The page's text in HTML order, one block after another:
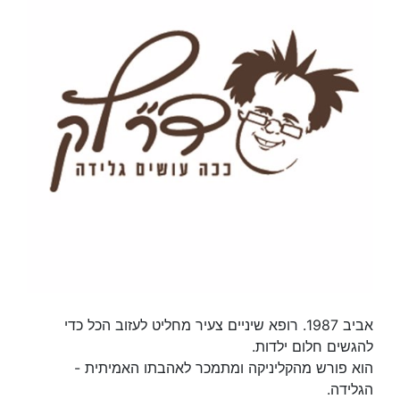
אביב 1987. רופא שיניים צעיר מחליט לעזוב הכל כדי
להגשים חלום ילדות.
הוא פורש מהקליניקה ומתמכר לאהבתו האמיתית -
הגלידה.